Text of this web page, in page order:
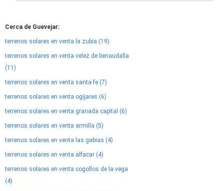
Cerca de Guevejar:
terrenos solares en venta la zubia (19)
terrenos solares en venta velez de benaudalla
(11)
terrenos solares en venta santa fe (7)
terrenos solares en venta ogijares (6)
terrenos solares en venta granada capital (6)
terrenos solares en venta armilla (5)
terrenos solares en venta las gabias (4)
terrenos solares en venta alfacar (4)
terrenos solares en venta cogollos de la vega
(4)